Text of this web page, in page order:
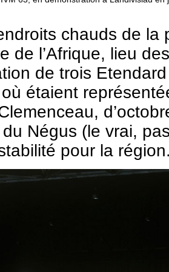
chauds de la
de l’Afrique, lieu
de trois
étaient
Négus (le vrai,
pour la